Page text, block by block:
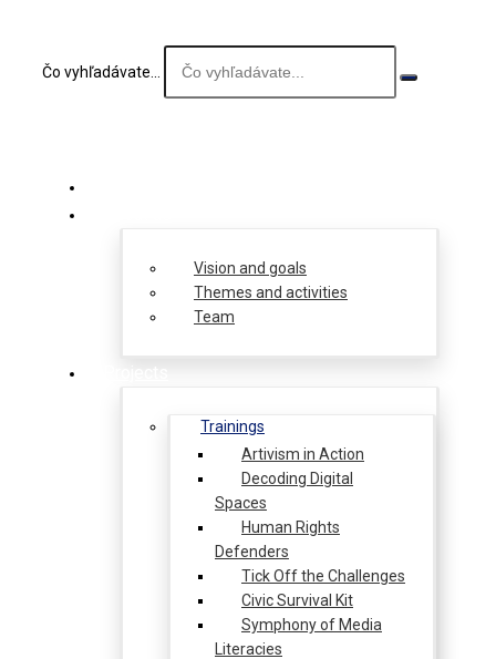
Čo vyhľadávate...
Vision and goals
Themes and activities
Team
Trainings
Artivism in Action
Decoding Digital
Spaces
Human Rights
Defenders
Tick Off the Challenges
Civic Survival Kit
Symphony of Media
Literacies